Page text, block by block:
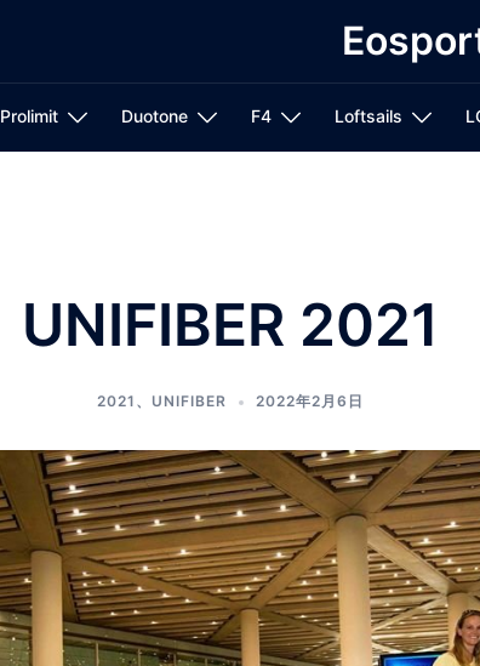
Prolimit Duotone F4 Loftsails
UNIFIBER 2021
2021 、 UNIFIBER 2022年2月6日